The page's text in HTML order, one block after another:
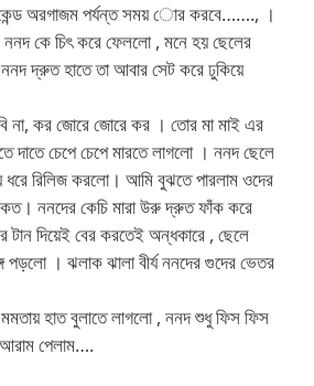
অরগাজম পর্যন্ত সময় োর করবে……., ।
কে চিৎ করে ফেললো , মনে হয় ছেলের
ননদ দ্রুত হাতে তা আবার সেট করে ঢুকিয়ে
না, কর জোরে জোরে কর । তোর মা মাই এর
দাতে চেপে চেপে মারতে লাগলো । ননদ ছেলে
ধরে রিলিজ করলো। আমি বুঝতে পারলাম ওদের
ননদের কেচি মারা উরু দ্রুত ফাঁক করে
টান দিয়েই বের করতেই অন্ধকারে , ছেলে
পড়লো । ঝলাক ঝালা বীর্য ননদের গুদের ভেতর
হাত বুলাতে লাগলো , ননদ শুধু ফিস ফিস
পেলাম….